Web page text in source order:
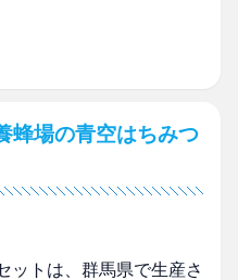
場の青空はちみつ
ットは、群馬県で生産さ